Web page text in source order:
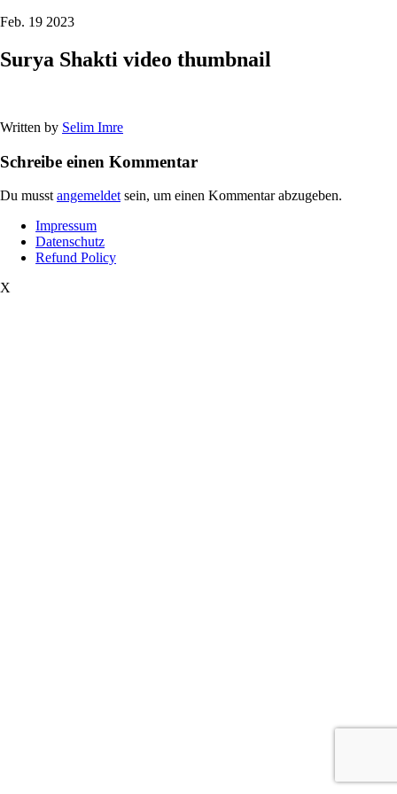
Feb. 19 2023
Surya Shakti video thumbnail
Written by Selim Imre
Schreibe einen Kommentar
Du musst angemeldet sein, um einen Kommentar abzugeben.
Impressum
Datenschutz
Refund Policy
X